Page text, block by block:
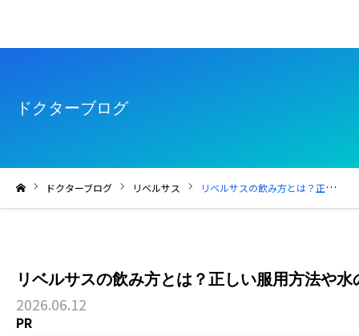
ドクターブログ
ドクターブログ リベルサス リベルサスの飲み方とは？正しい服用方法や水の量・注意点を徹底解説
リベルサスの飲み方とは？正しい服用方法や
2026.06.12